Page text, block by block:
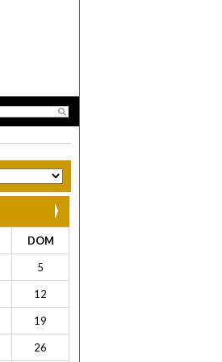
DOM
5
12
19
26